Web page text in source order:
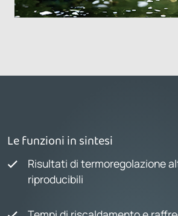
Le funzioni in sintesi
Risultati di termoregolazione
riproducibili